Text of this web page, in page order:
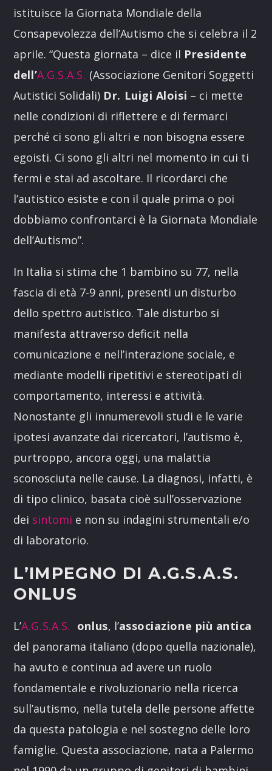
istituisce la Giornata Mondiale della
Consapevolezza dell’Autismo che si celebra il 2
aprile. “Questa giornata – dice il Presidente
dell’A.G.S.A.S. (Associazione Genitori Soggetti
Autistici Solidali) Dr. Luigi Aloisi – ci mette
nelle condizioni di riflettere e di fermarci
perché ci sono gli altri e non bisogna essere
egoisti. Ci sono gli altri nel momento in cui ti
fermi e stai ad ascoltare. Il ricordarci che
l’autistico esiste e con il quale prima o poi
dobbiamo confrontarci è la Giornata Mondiale
dell’Autismo”.
In Italia si stima che 1 bambino su 77, nella
fascia di età 7-9 anni, presenti un disturbo
dello spettro autistico. Tale disturbo si
manifesta attraverso deficit nella
comunicazione e nell’interazione sociale, e
mediante modelli ripetitivi e stereotipati di
comportamento, interessi e attività.
Nonostante gli innumerevoli studi e le varie
ipotesi avanzate dai ricercatori, l’autismo è,
purtroppo, ancora oggi, una malattia
sconosciuta nelle cause. La diagnosi, infatti, è
di tipo clinico, basata cioè sull’osservazione
dei sintomi e non su indagini strumentali e/o
di laboratorio.
L’IMPEGNO DI A.G.S.A.S.
ONLUS
L’A.G.S.A.S. onlus, l’associazione più antica
del panorama italiano (dopo quella nazionale),
ha avuto e continua ad avere un ruolo
fondamentale e rivoluzionario nella ricerca
sull’autismo, nella tutela delle persone affette
da questa patologia e nel sostegno delle loro
famiglie. Questa associazione, nata a Palermo